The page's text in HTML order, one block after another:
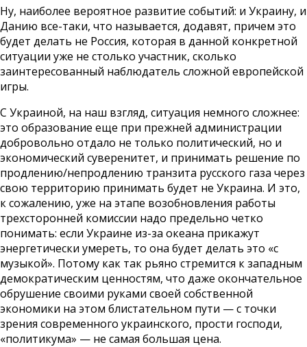
Ну, наиболее вероятное развитие событий: и Украину, и
Данию все-таки, что называется, додавят, причем это
будет делать не Россия, которая в данной конкретной
ситуации уже не столько участник, сколько
заинтересованный наблюдатель сложной европейской
игры.
С Украиной, на наш взгляд, ситуация немного сложнее:
это образование еще при прежней администрации
добровольно отдало не только политический, но и
экономический суверенитет, и принимать решение по
продлению/непродлению транзита русского газа через
свою территорию принимать будет не Украина. И это,
к сожалению, уже на этапе возобновления работы
трехсторонней комиссии надо предельно четко
понимать: если Украине из-за океана прикажут
энергетически умереть, то она будет делать это «с
музыкой». Потому как так рьяно стремится к западным
демократическим ценностям, что даже окончательное
обрушение своими руками своей собственной
экономики на этом блистательном пути — с точки
зрения современного украинского, прости господи,
«политикума» — не самая большая цена.